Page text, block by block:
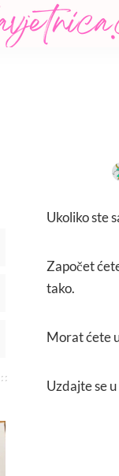
Ukoliko ste
Započet
tako.
Morat ćete
Uzdajte se